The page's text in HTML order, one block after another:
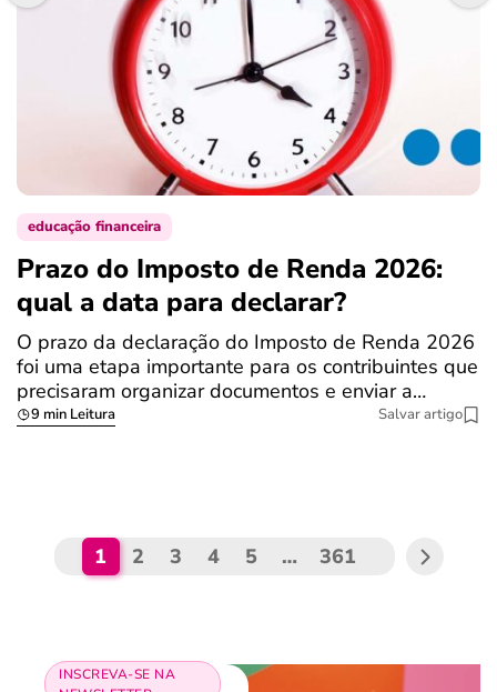
educação financeira
Prazo do Imposto de Renda 2026:
qual a data para declarar?
O prazo da declaração do Imposto de Renda 2026
foi uma etapa importante para os contribuintes que
precisaram organizar documentos e enviar a…
9 min Leitura Salvar artigo
1 2 3 4 5 … 361
INSCREVA-SE NA